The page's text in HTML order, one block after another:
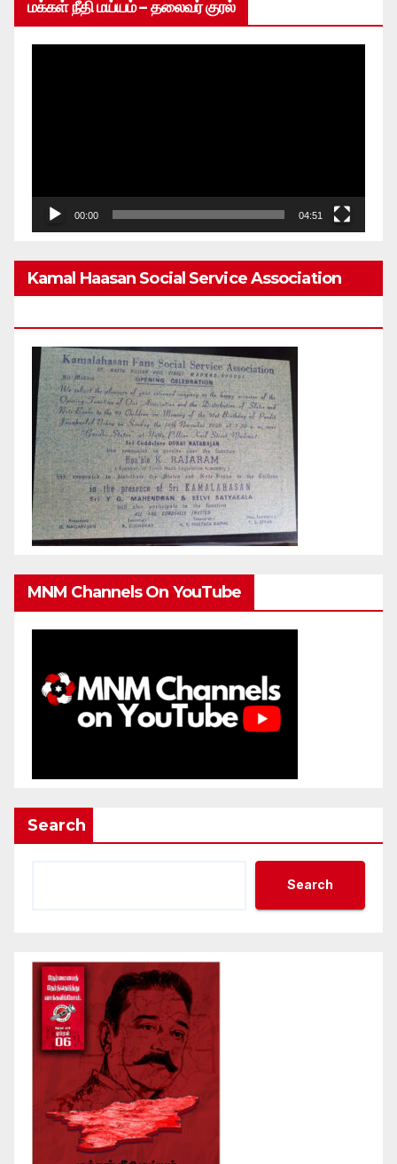
மக்கள் நீதி மய்யம் – தலைவர் குரல்
00:00 04:51
Kamal Haasan Social Service Association
MNM Channels On YouTube
Search
Search